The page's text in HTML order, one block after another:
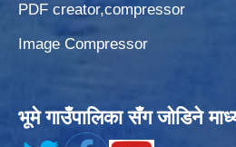
PDF creator,compressor
Image Compressor
भूमे गाउँपालिका सँग जोडिने